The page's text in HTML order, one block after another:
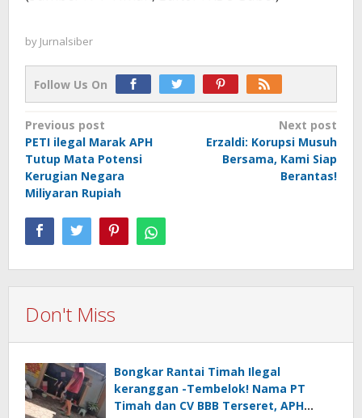
by Jurnalsiber
Follow Us On
Post
navigation
Previous post
PETI ilegal Marak APH
Tutup Mata Potensi
Kerugian Negara
Miliyaran Rupiah
Next post
Erzaldi: Korupsi Musuh
Bersama, Kami Siap
Berantas!
Don't Miss
Bongkar Rantai Timah Ilegal
keranggan -Tembelok! Nama PT
Timah dan CV BBB Terseret, APH